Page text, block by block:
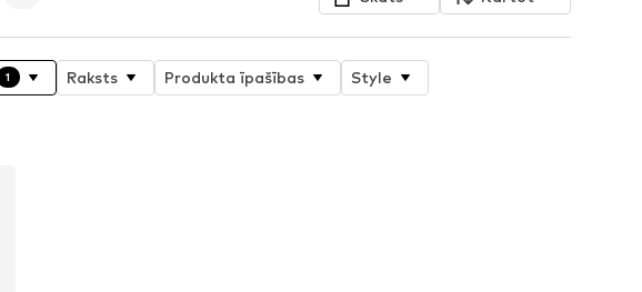
1 Raksts Produkta īpašības
Style